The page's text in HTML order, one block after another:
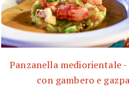
Panzanella mediorientale -
con gambero e